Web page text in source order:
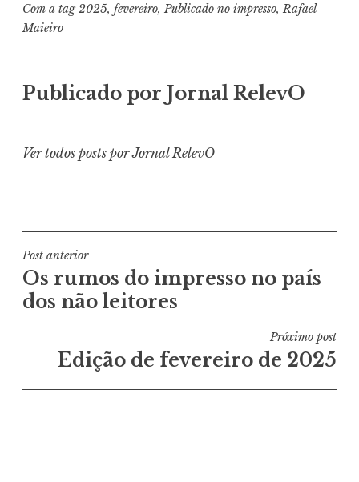
Com a tag2025, fevereiro, Publicado no impresso, Rafael
Maieiro
Publicado por Jornal RelevO
Ver todos posts por Jornal RelevO
Navegação
de
Post
Post anterior
Os rumos do impresso no país
dos não leitores
Próximo post
Edição de fevereiro de 2025